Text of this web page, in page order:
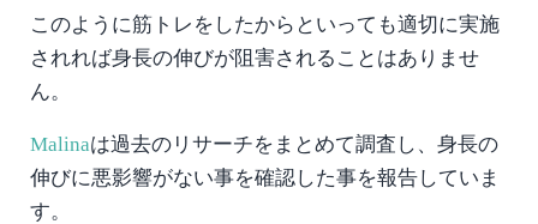
このように筋トレをしたからといっても適切に実施
されれば身長の伸びが阻害されることはありませ
ん。
Malinaは過去のリサーチをまとめて調査し、身長の
伸びに悪影響がない事を確認した事を報告していま
す。